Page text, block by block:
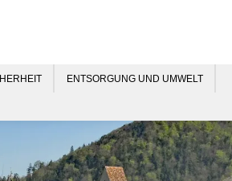
ENTSORGUNG UND UMWELT